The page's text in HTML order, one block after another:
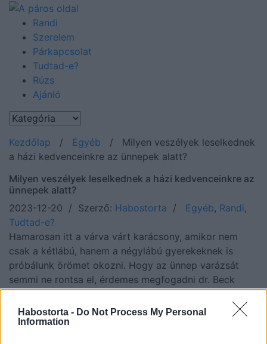
Habostorta - Do Not Process My Personal
Information
Randi
Szerelem
Párkapcsolat
Tudtad-e?
Rúzs
Ajánló
Kezdőlap / Egyéb / Milyen veszélyek leselkednek
a házi kedvenceinkre az ünnepek alatt?
Milyen veszélyek leselkednek a házi kedvenceinkre az
ünnepek alatt?
2023-12-20 / Szerző: Habostorta / Egyéb, Randi,
Tudtad-e?
Hamarosan itt a várva várt karácsony, amikor nem
csak a kétlábú, hanem a négylábú gyerekeknek is
próbálunk örömet okozni. Hogy az ünnep varázsát
semmi ne rontsa el, érdemes megfogadni dr. Beck
Attila állatorvosnak, a BAVET rendelő tulajdonosának,
és Angyal Zsoltnak, az Akela Kutyaiskola vezetőjének
a tanácsait, akik azokra a veszélyekre hívják most fel